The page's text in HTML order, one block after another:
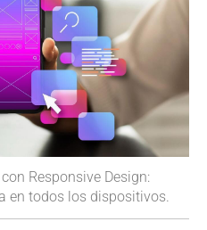
Responsive Design:
en todos los dispositivos.